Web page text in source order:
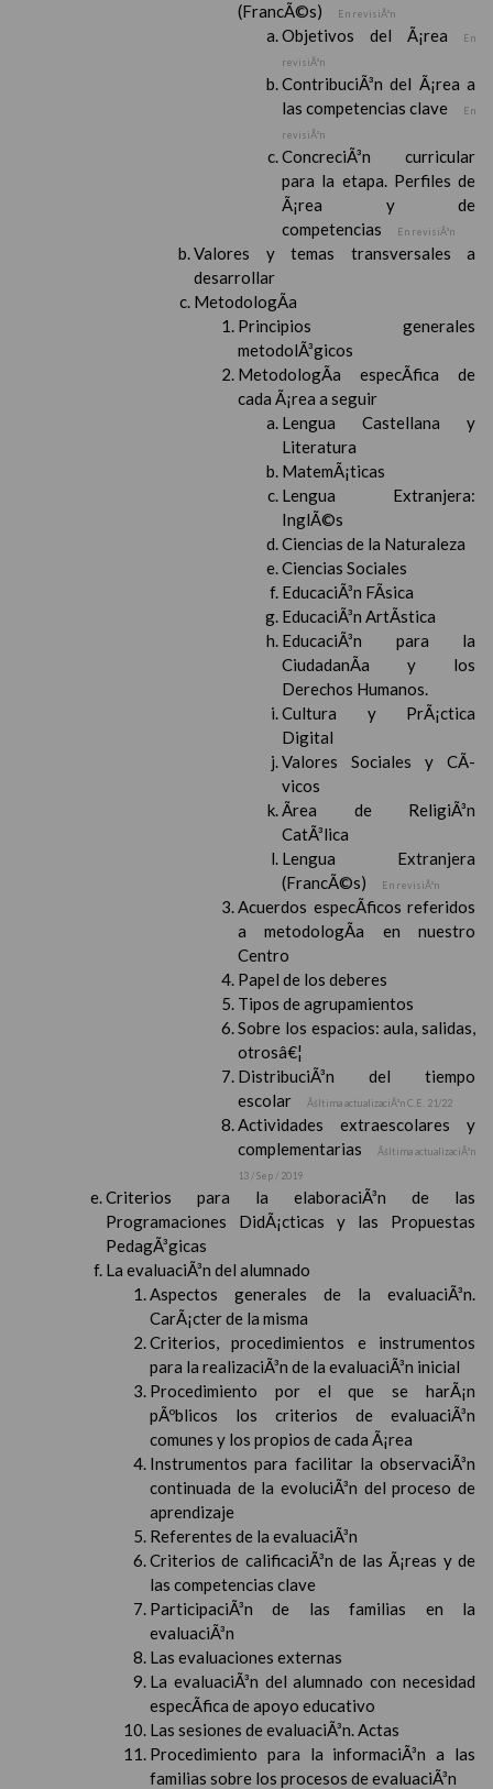
(FrancÃ©s) En revisiÃ³n
Objetivos del Ã¡rea
En
revisiÃ³n
ContribuciÃ³n del Ã¡rea a
las competencias clave
En
revisiÃ³n
ConcreciÃ³n curricular
para la etapa. Perfiles de
Ã¡rea y de
competencias
En revisiÃ³n
Valores y temas transversales a
desarrollar
MetodologÃ­a
Principios generales
metodolÃ³gicos
MetodologÃ­a especÃ­fica de
cada Ã¡rea a seguir
Lengua Castellana y
Literatura
MatemÃ¡ticas
Lengua Extranjera:
InglÃ©s
Ciencias de la Naturaleza
Ciencias Sociales
EducaciÃ³n FÃ­sica
EducaciÃ³n ArtÃ­stica
EducaciÃ³n para la
CiudadanÃ­a y los
Derechos Humanos.
Cultura y PrÃ¡ctica
Digital
Valores Sociales y CÃ­
vicos
Ãrea de ReligiÃ³n
CatÃ³lica
Lengua Extranjera
(FrancÃ©s)
En revisiÃ³n
Acuerdos especÃ­ficos referidos
a metodologÃ­a en nuestro
Centro
Papel de los deberes
Tipos de agrupamientos
Sobre los espacios: aula, salidas,
otrosâ€¦
DistribuciÃ³n del tiempo
escolar
Ãšltima actualizaciÃ³n C.E. 21/22
Actividades extraescolares y
complementarias
Ãšltima actualizaciÃ³n
13 / Sep / 2019
Criterios para la elaboraciÃ³n de las
Programaciones DidÃ¡cticas y las Propuestas
PedagÃ³gicas
La evaluaciÃ³n del alumnado
Aspectos generales de la evaluaciÃ³n.
CarÃ¡cter de la misma
Criterios, procedimientos e instrumentos
para la realizaciÃ³n de la evaluaciÃ³n inicial
Procedimiento por el que se harÃ¡n
pÃºblicos los criterios de evaluaciÃ³n
comunes y los propios de cada Ã¡rea
Instrumentos para facilitar la observaciÃ³n
continuada de la evoluciÃ³n del proceso de
aprendizaje
Referentes de la evaluaciÃ³n
Criterios de calificaciÃ³n de las Ã¡reas y de
las competencias clave
ParticipaciÃ³n de las familias en la
evaluaciÃ³n
Las evaluaciones externas
La evaluaciÃ³n del alumnado con necesidad
especÃ­fica de apoyo educativo
Las sesiones de evaluaciÃ³n. Actas
Procedimiento para la informaciÃ³n a las
familias sobre los procesos de evaluaciÃ³n